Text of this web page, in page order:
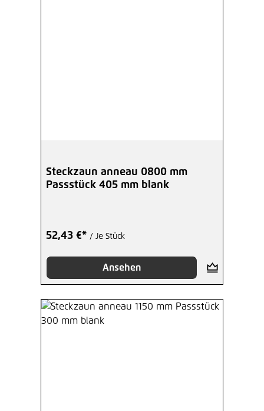
Steckzaun anneau 0800 mm
Passstück 405 mm blank
52,43 €* / Je Stück
Ansehen